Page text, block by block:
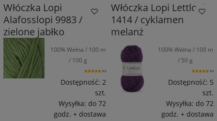
Włóczka Lopi
Alafosslopi 9983 /
zielone jabłko
100% Wełna / 100 m
/ 100 g
5.0
Dostępność: 2
szt.
Wysyłka: do 72
godz. + dostawa
Włóczka Lopi Lettlopi
1414 / cyklamen
melanż
100% Wełna / 100 m
/ 50 g
5.0
Dostępność: 5
szt.
Wysyłka: do 72
godz. + dostawa